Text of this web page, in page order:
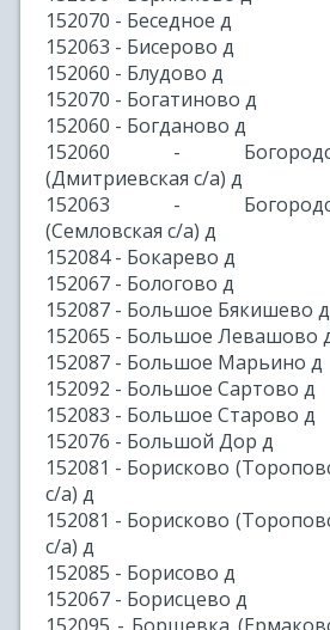
152070 - Беседное д
152063 - Бисерово д
152060 - Блудово д
152070 - Богатиново д
152060 - Богданово д
152060 -
(Дмитриевская с/а) д
152063 -
(Семловская с/а) д
152084 - Бокарево д
152067 - Бологово д
152087 - Большое Бякишево д
152065 - Большое Левашово
152087 - Большое Марьино д
152092 - Большое Сартово д
152083 - Большое Старово д
152076 - Большой Дор д
152081 - Борисково
с/а) д
152081 - Борисково
с/а) д
152085 - Борисово д
152067 - Борисцево д